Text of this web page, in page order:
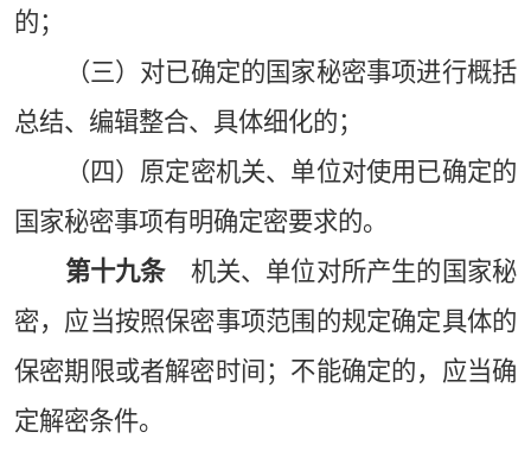
的；
（三）对已确定的国家秘密事项进行概括
总结、编辑整合、具体细化的；
（四）原定密机关、单位对使用已确定的
国家秘密事项有明确定密要求的。
第十九条机关、单位对所产生的国家秘
密，应当按照保密事项范围的规定确定具体的
保密期限或者解密时间；不能确定的，应当确
定解密条件。